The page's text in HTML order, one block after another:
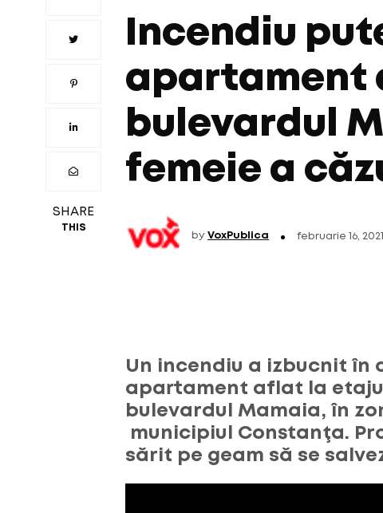
SHARE
THIS
Incendiu
apartament
bulevardul
femeie a
by VoxPublica februarie 16, 2021
Un incendiu a izbucnit
apartament aflat la
bulevardul Mamaia, în
municipiul Constanţa.
sărit pe geam să se